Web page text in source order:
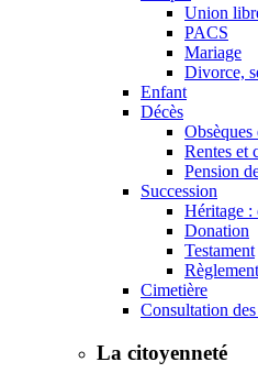
Union
PACS
Mariage
Divorce,
Enfant
Décès
Obsèques
Rentes et
Pension
Succession
Héritage :
Donation
Testament
Cimetière
Consultation
La citoyenneté